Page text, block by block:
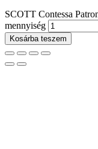
SCOTT Contessa
mennyiség
Kosárba teszem